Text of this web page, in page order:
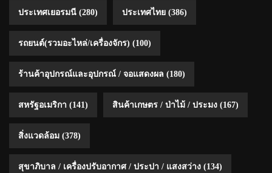
ประเทศเยอรมนี (280) ประเทศไทย (386)
รถยนต์(รวมอะไหล่/เครื่องจักร) (100)
ร้านค้าอุปกรณ์และอุปกรณ์ / จอแสดงผล (180)
สหรัฐอเมริกา (141) สินค้าเกษตร / ป่าไม้ / ประมง (167)
สิ่งแวดล้อม (378)
สุขาภิบาล / เครื่องปรับอากาศ / ประปา / แสงสว่าง (134)